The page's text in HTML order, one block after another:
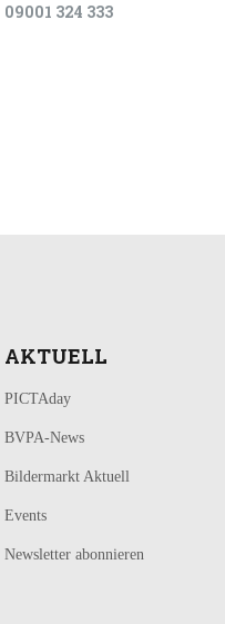
09001 324 333
AKTUELL
PICTAday
BVPA-News
Bildermarkt Aktuell
Events
Newsletter abonnieren